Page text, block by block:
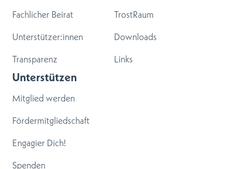
Fachlicher Beirat
Unterstützer:innen
Transparenz
TrostRaum
Downloads
Links
Unterstützen
Mitglied werden
Fördermitgliedschaft
Engagier Dich!
Spenden